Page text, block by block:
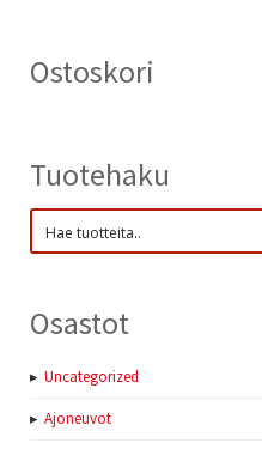
Ostoskori
Tuotehaku
Osastot
Uncategorized
Ajoneuvot